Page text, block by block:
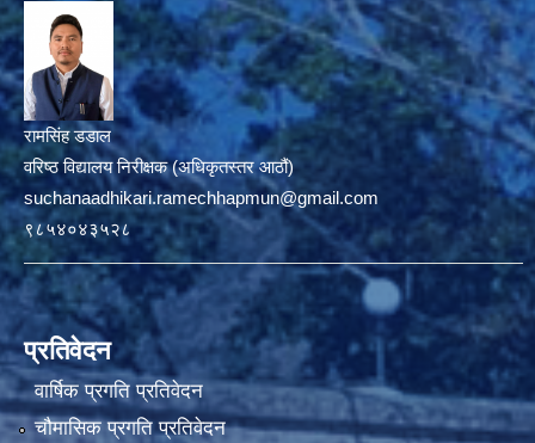
रामसिंह डडाल
वरिष्ठ विद्यालय निरीक्षक (अधिकृतस्तर आठौं)
suchanaadhikari.ramechhapmun@gmail.com
९८५४०४३५२८
प्रतिवेदन
वार्षिक प्रगति प्रतिवेदन
चौमासिक प्रगति प्रतिवेदन